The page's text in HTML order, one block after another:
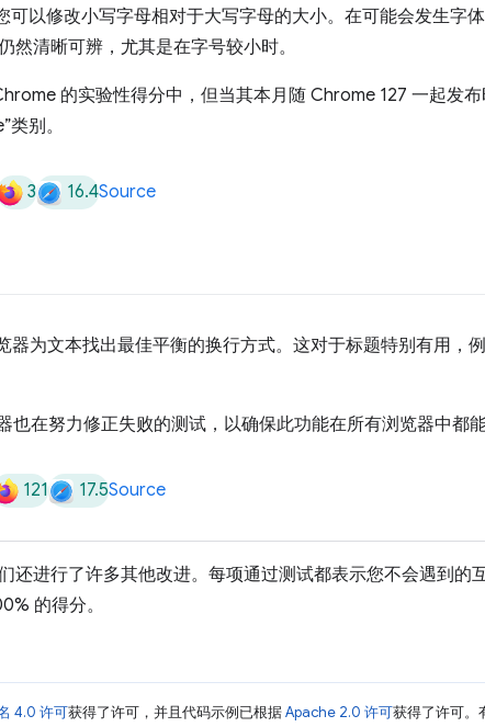
可以修改小写字母相对于大写字母的大小。在可能会发生字
清晰可辨，尤其是在字号较小时。
的实验性得分中，但当其本月随 Chrome 127 一起发
别。
3 16.4Source
器为文本找出最佳平衡的换行方式。这对于标题特别有用，
在努力修正失败的测试，以确保此功能在所有浏览器中都能
121 17.5Source
还进行了许多其他改进。每项通过测试都表示您不会遇到的
的得分。
4.0 许可获得了许可，并且代码示例已根据Apache 2.0 许可获得了许可。